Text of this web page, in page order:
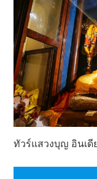
ทัวร์แสวงบุญ อินเดี